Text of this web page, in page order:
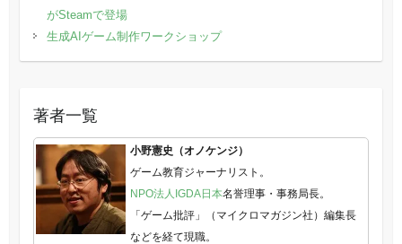
がSteamで登場
生成AIゲーム制作ワークショップ
著者一覧
小野憲史（オノケンジ）
ゲーム教育ジャーナリスト。
NPO法人IGDA日本名誉理事・事務局長。
「ゲーム批評」（マイクロマガジン社）編集長
などを経て現職。